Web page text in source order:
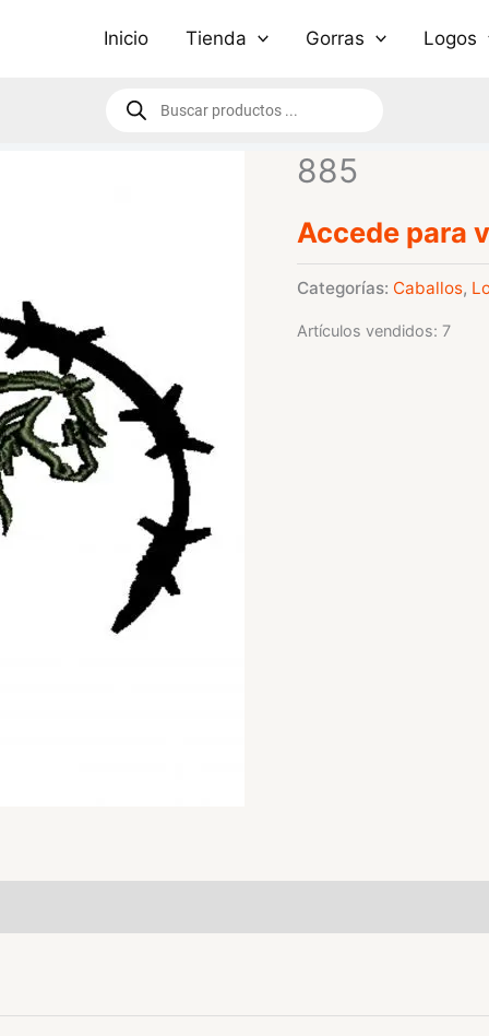
Inicio Tienda Gorras Logos
Búsqueda
de
885
Accede para
Categorías: Caballos,
Artículos vendidos: 7